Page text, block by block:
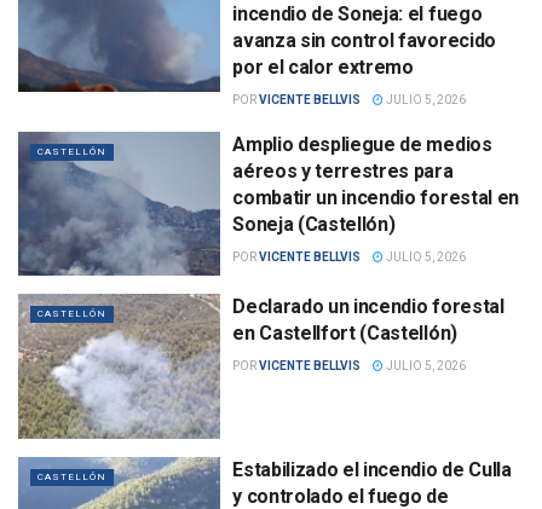
incendio de Soneja: el fuego
avanza sin control favorecido
por el calor extremo
PORVICENTE BELLVIS JULIO 5, 2026
CASTELLÓN
Amplio despliegue de medios
aéreos y terrestres para
combatir un incendio forestal en
Soneja (Castellón)
PORVICENTE BELLVIS JULIO 5, 2026
CASTELLÓN
Declarado un incendio forestal
en Castellfort (Castellón)
PORVICENTE BELLVIS JULIO 5, 2026
CASTELLÓN
Estabilizado el incendio de Culla
y controlado el fuego de